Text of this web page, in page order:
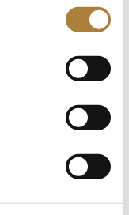
erinnert an